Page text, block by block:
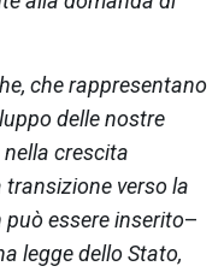
che rappresentano
delle nostre
crescita
transizione verso la
essere inserito–
legge dello Stato,